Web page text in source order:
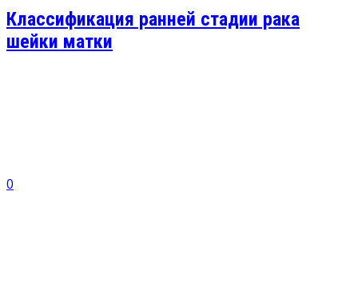
Классификация ранней стадии рака
шейки матки
0